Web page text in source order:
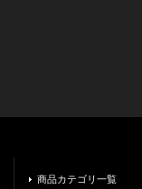
商品カテゴリ一覧